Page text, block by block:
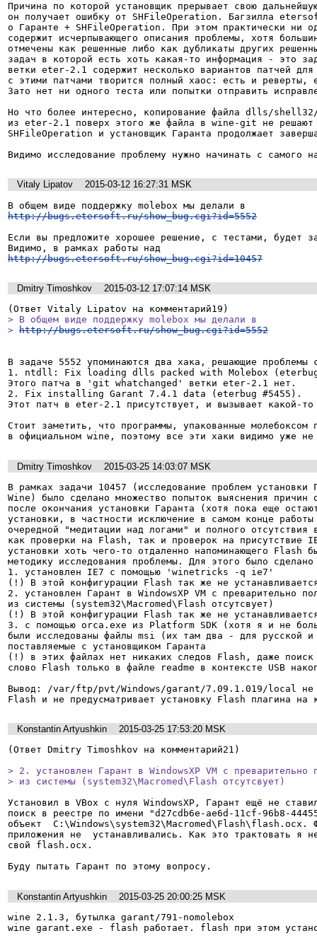
Причина по которой установщик прерывает свою
он получает ошибку от SHFileOperation. Багзилла
о Гаранте + SHFileOperation. При этом практически ни
содержит исчерпывающего описания проблемы, хотя
отмечены как решенные либо как дубликаты других
задач в которой есть хоть какая-то информация - это
ветки eter-2.1 содержит несколько вариантов патчей
с этими патчами творится полный хаос: есть и реверты,
Зато нет ни одного теста или попытки отправить
Но что более интересно, копирование файла dlls/
из eter-2.1 поверх этого же файла в wine-git не решают
SHFileOperation и установщик Гаранта продолжает
Видимо исследование проблему нужно начинать с самого
Vitaly Lipatov
2015-03-12 16:27:31 MSK
http://bugs.etersoft.ru/show_bug.cgi?id=5552
Если вы предложите хорошее решение, с тестами, будет
http://bugs.etersoft.ru/show_bug.cgi?id=10457
Dmitry Timoshkov
2015-03-12 17:07:14 MSK
> В общем виде поддержку molebox мы делали в
> http://bugs.etersoft.ru/show_bug.cgi?id=5552
В задаче 5552 упоминаются два хака, решающие проблемы
1. ntdll: Fix loading dlls packed with Molebox
Этого патча в 'git whatchanged' ветки eter-2.1 нет.
2. Fix installing Garant 7.4.1 data (eterbug #5455).
Этот патч в eter-2.1 присутствует, и вызывает какой-
Стоит заметить, что программы, упакованные молебоксом
в официальном wine, поэтому все эти хаки видимо уже
Dmitry Timoshkov
2015-03-25 14:03:07 MSK
В рамках задачи 10457 (исследование проблем установки
Wine) было сделано множество попыток выяснения причин
после окончания установки Гаранта (хотя пока еще
установки, в частности исключение в самом конце
очередной "медитации над логами" и полного отсутствия
как проверки на Flash, так и проверок на присутствие
установки хоть чего-то отдаленно напоминающего Flash
методику исследования проблемы. Для этого было
1. установлен IE7 с помощью 'winetricks -q ie7'
(!) В этой конфигурации Flash так же не
2. установлен Гарант в WindowsXP VM с преварительно
из системы (system32\Macromed\Flash отсутсвует)
(!) В этой конфигурации Flash так же не
3. с помощью orca.exe из Platform SDK (хотя я и не
были исследованы файлы msi (их там два - для русской и
поставляемые с установщиком Гаранта
(!) в этих файлах нет никаких следов Flash, даже поиск
слово Flash только в файле readme в контексте USB
Вывод: /var/ftp/pvt/Windows/garant/7.09.1.019/local не
Flash и не предусматривает установку Flash плагина на
Konstantin Artyushkin
2015-03-25 17:53:20 MSK
(Ответ Dmitry Timoshkov на комментарий21)
> 2. установлен Гарант в WindowsXP VM с преварительно
> из системы (system32\Macromed\Flash отсутсвует)
Установил в VBox с нуля WindowsXP, Гарант ещё не
поиск в реестре по имени "d27cdb6e-ae6d-11cf-96b8-
объект  С:\Windows\system32\Macromed\Flash\flash.ocx.
приложения не  устанавливались. Как это трактовать я
свой flash.ocx.
Буду пытать Гарант по этому вопросу.
Konstantin Artyushkin
2015-03-25 20:00:25 MSK
wine 2.1.3, бутылка garant/791-nomolebox
wine garant.exe - flash работает. flash при этом